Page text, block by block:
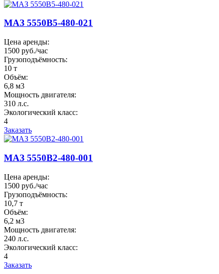
МАЗ 5550B5-480-021
Цена аренды:
1500 руб./час
Грузоподъёмность:
10 т
Объём:
6,8 м3
Мощность двигателя:
310 л.с.
Экологический класс:
4
Заказать
МАЗ 5550B2-480-001
Цена аренды:
1500 руб./час
Грузоподъёмность:
10,7 т
Объём:
6,2 м3
Мощность двигателя:
240 л.с.
Экологический класс:
4
Заказать